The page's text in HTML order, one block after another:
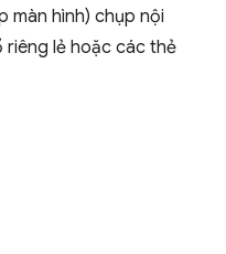
màn hình) chụp nội
riêng lẻ hoặc các thẻ